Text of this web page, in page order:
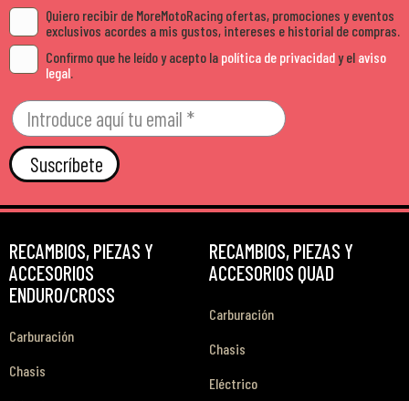
Quiero recibir de MoreMotoRacing ofertas, promociones y eventos
exclusivos acordes a mis gustos, intereses e historial de compras.
Confirmo que he leído y acepto la política de privacidady el aviso
legal
Suscríbete
RECAMBIOS, PIEZAS Y
ACCESORIOS
ENDURO/CROSS
Carburación
Chasis
RECAMBIOS, PIEZAS Y
ACCESORIOS QUAD
Carburación
Chasis
Eléctrico